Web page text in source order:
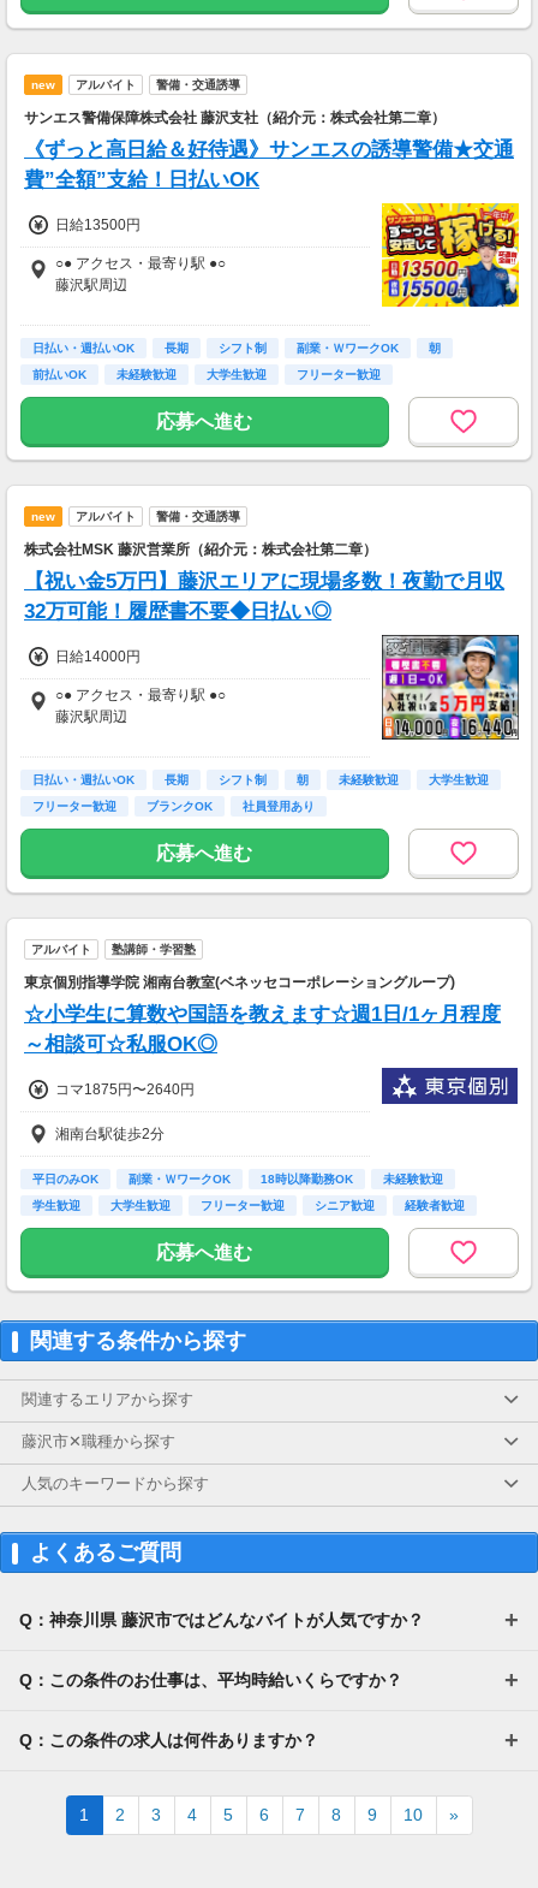
new アルバイト 警備・交通誘導
サンエス警備保障株式会社 藤沢支社（紹介元：株式会社第二章）
《ずっと高日給＆好待遇》サンエスの誘導警備★交通
費”全額”支給！日払いOK
日給13500円
○● アクセス・最寄り駅 ●○
藤沢駅周辺
■面接地
藤沢支社
神奈川県藤沢市藤沢571-7 フジビル2階
日払い・週払いOK 長期 シフト制 副業・ＷワークOK
朝
前払いOK
未経験歓迎 大学生歓迎 フリーター歓迎
応募へ進む
new アルバイト 警備・交通誘導
株式会社MSK 藤沢営業所（紹介元：株式会社第二章）
【祝い金5万円】藤沢エリアに現場多数！夜勤で月収
32万可能！履歴書不要◆日払い◎
日給14000円
○● アクセス・最寄り駅 ●○
藤沢駅周辺
■面接地
神奈川支社
横浜市神奈川区鶴屋町3-35-1 第2米林ビル6階東
アクセス：地下鉄「横浜駅」より徒歩6分・JR
「横浜駅」より徒歩8分
日払い・週払いOK 長期 シフト制 朝 未経験歓迎
大学生歓迎
フリーター歓迎
ブランクOK 社員登用あり
応募へ進む
アルバイト 塾講師・学習塾
東京個別指導学院 湘南台教室(ベネッセコーポレーショングループ)
☆小学生に算数や国語を教えます☆週1日/1ヶ月程度
～相談可☆私服OK◎
コマ1875円〜2640円
湘南台駅徒歩2分
平日のみOK 副業・ＷワークOK 18時以降勤務OK
未経験歓迎
学生歓迎
大学生歓迎 フリーター歓迎 シニア歓迎 経験者歓迎
応募へ進む
関連する条件から探す
関連するエリアから探す
藤沢市✕職種から探す
人気のキーワードから探す
よくあるご質問
Q：神奈川県 藤沢市ではどんなバイトが人気ですか？
Q：この条件のお仕事は、平均時給いくらですか？
Q：この条件の求人は何件ありますか？
1 2 3 4 5 6 7 8 9 10 »Next